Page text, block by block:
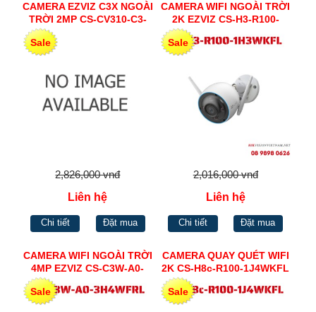
CAMERA EZVIZ C3X NGOÀI
TRỜI 2MP CS-CV310-C3-
Sale
2,826,000 vnđ
Liên hệ
Chi tiết Đặt mua
CAMERA WIFI NGOÀI TRỜI
2K EZVIZ CS-H3-R100-
Sale
2,016,000 vnđ
Liên hệ
Chi tiết Đặt mua
CAMERA WIFI NGOÀI TRỜI
4MP EZVIZ CS-C3W-A0-
Sale
CAMERA QUAY QUÉT WIFI
2K CS-H8c-R100-1J4WKFL
Sale